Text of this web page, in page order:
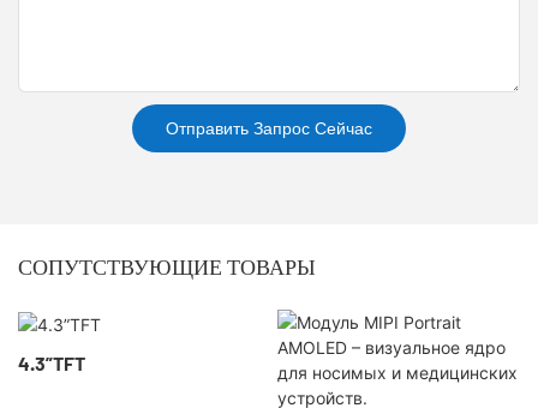
Отправить Запрос Сейчас
СОПУТСТВУЮЩИЕ ТОВАРЫ
4.3”TFT